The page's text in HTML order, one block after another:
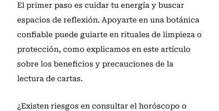
El primer paso es cuidar tu energía y buscar
espacios de reflexión. Apoyarte en una botánica
confiable puede guiarte en rituales de limpieza o
protección, como explicamos en este artículo
sobre los beneficios y precauciones de la
lectura de cartas.
¿Existen riesgos en consultar el horóscopo o